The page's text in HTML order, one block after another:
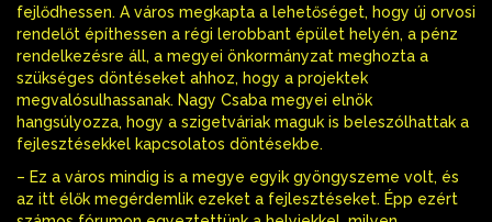
fejlődhessen. A város megkapta a lehetőséget, hogy új orvosi
rendelőt építhessen a régi lerobbant épület helyén, a pénz
rendelkezésre áll, a megyei önkormányzat meghozta a
szükséges döntéseket ahhoz, hogy a projektek
megvalósulhassanak. Nagy Csaba megyei elnök
hangsúlyozza, hogy a szigetváriak maguk is beleszólhattak a
fejlesztésekkel kapcsolatos döntésekbe.
– Ez a város mindig is a megye egyik gyöngyszeme volt, és
az itt élők megérdemlik ezeket a fejlesztéseket. Épp ezért